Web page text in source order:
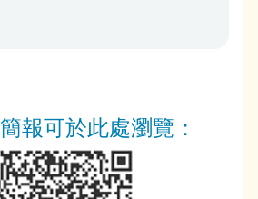
報可於此處瀏覽：